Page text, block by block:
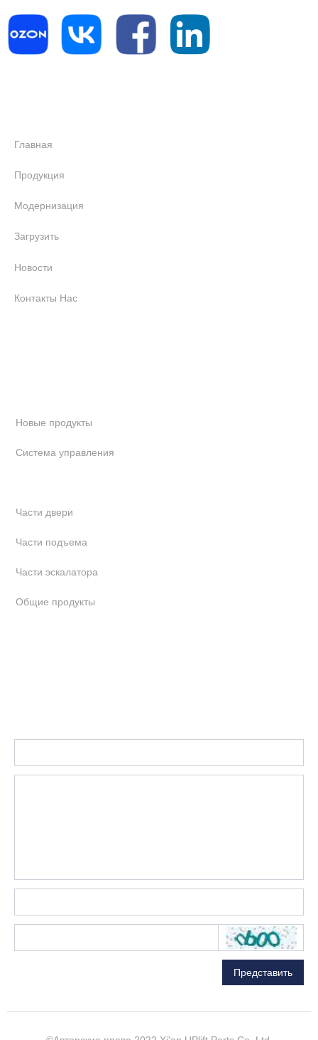
Главная
Продукция
Модернизация
Загрузить
Новости
Контакты Нас
Новые продукты
Система управления
Части двери
Части подъема
Части эскалатора
Общие продукты
Представить